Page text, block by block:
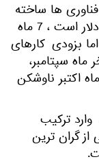
ها ساخته
شده و قیمت آن 4 میلیارد و 400 میلیون دلار است ، 7 ماه
بزودی کارهای
ماه سپتامبر،
اکتبر ناوشکن
وارد ترکیب
گران ترین